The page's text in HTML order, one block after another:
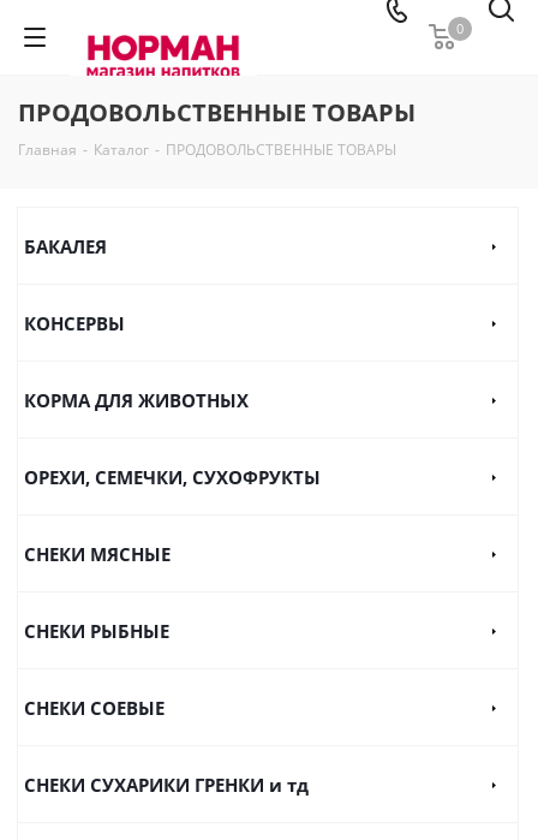
0
ПРОДОВОЛЬСТВЕННЫЕ ТОВАРЫ
Главная - Каталог - ПРОДОВОЛЬСТВЕННЫЕ ТОВАРЫ
БАКАЛЕЯ
КОНСЕРВЫ
КОРМА ДЛЯ ЖИВОТНЫХ
ОРЕХИ, СЕМЕЧКИ, СУХОФРУКТЫ
СНЕКИ МЯСНЫЕ
СНЕКИ РЫБНЫЕ
СНЕКИ СОЕВЫЕ
СНЕКИ СУХАРИКИ ГРЕНКИ и тд